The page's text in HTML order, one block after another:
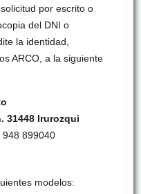
por escrito o
del DNI o
la identidad,
ARCO, a la siguiente
31448 Irurozqui
948 899040
modelos: